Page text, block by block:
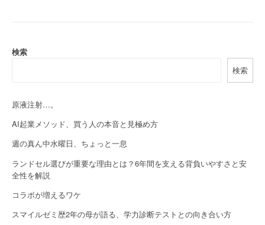
a
g
a
t
i
o
n
検索
検索
原液注射…。
AI起業メソッド、買う人の本音と見極め方
週の真ん中水曜日、ちょっと一息
ランドセル選びが重要な理由とは？6年間を支える背負いやすさと安
全性を解説
コラボが増えるワケ
スマイルゼミ歴2年の母が語る、学力診断テストとの向き合い方